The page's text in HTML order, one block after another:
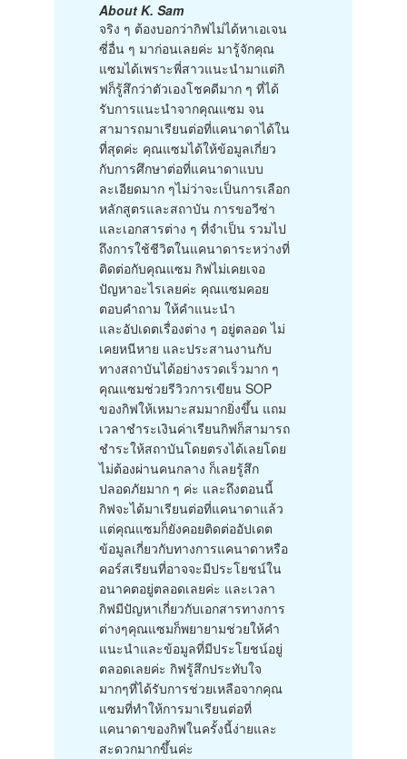
About K. Sam
จริง ๆ ต้องบอกว่ากิฟไม่ได้หาเอเจน
ซี่อื่น ๆ มาก่อนเลยค่ะ มารู้จักคุณ
แซมได้เพราะพี่สาวแนะนำมาแต่กิ
ฟก็รู้สึกว่าตัวเองโชคดีมาก ๆ ที่ได้
รับการแนะนำจากคุณแซม จน
สามารถมาเรียนต่อที่แคนาดาได้ใน
ที่สุดค่ะ คุณแซมได้ให้ข้อมูลเกี่ยว
กับการศึกษาต่อที่แคนาดาแบบ
ละเอียดมาก ๆไม่ว่าจะเป็นการเลือก
หลักสูตรและสถาบัน การขอวีซ่า
และเอกสารต่าง ๆ ที่จำเป็น รวมไป
ถึงการใช้ชีวิตในแคนาดาระหว่างที่
ติดต่อกับคุณแซม กิฟไม่เคยเจอ
ปัญหาอะไรเลยค่ะ คุณแซมคอย
ตอบคำถาม ให้คำแนะนำ
และอัปเดตเรื่องต่าง ๆ อยู่ตลอด ไม่
เคยหนีหาย และประสานงานกับ
ทางสถาบันได้อย่างรวดเร็วมาก ๆ
คุณแซมช่วยรีวิวการเขียน SOP
ของกิฟให้เหมาะสมมากยิ่งขึ้น แถม
เวลาชำระเงินค่าเรียนกิฟก็สามารถ
ชำระให้สถาบันโดยตรงได้เลยโดย
ไม่ต้องผ่านคนกลาง ก็เลยรู้สึก
ปลอดภัยมาก ๆ ค่ะ และถึงตอนนี้
กิฟจะได้มาเรียนต่อที่แคนาดาแล้ว
แต่คุณแซมก็ยังคอยติดต่ออัปเดต
ข้อมูลเกี่ยวกับทางการแคนาดาหรือ
คอร์สเรียนที่อาจจะมีประโยชน์ใน
อนาคตอยู่ตลอดเลยค่ะ และเวลา
กิฟมีปัญหาเกี่ยวกับเอกสารทางการ
ต่างๆคุณแซมก็พยายามช่วยให้คำ
แนะนำและข้อมูลที่มีประโยชน์อยู่
ตลอดเลยค่ะ กิฟรู้สึกประทับใจ
มากๆที่ได้รับการช่วยเหลือจากคุณ
แซมที่ทำให้การมาเรียนต่อที่
แคนาดาของกิฟในครั้งนี้ง่ายและ
สะดวกมากขึ้นค่ะ